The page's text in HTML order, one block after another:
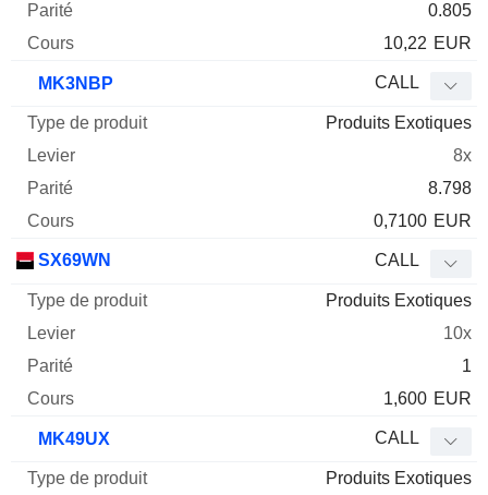
0.805
10,22 EUR
MK3NBP CALL
Produits Exotiques
8x
8.798
0,7100 EUR
SX69WN CALL
Produits Exotiques
10x
1
1,600 EUR
MK49UX CALL
Produits Exotiques